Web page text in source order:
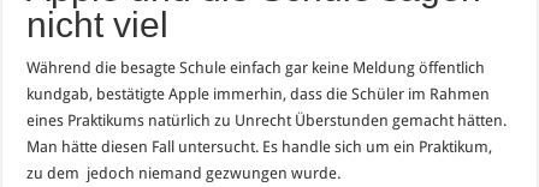
nicht viel
Während die besagte Schule einfach gar keine Meldung öffentlich
kundgab, bestätigte Apple immerhin, dass die Schüler im Rahmen
eines Praktikums natürlich zu Unrecht Überstunden gemacht hätten.
Man hätte diesen Fall untersucht. Es handle sich um ein Praktikum,
zu dem jedoch niemand gezwungen wurde.